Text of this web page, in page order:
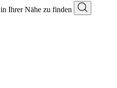
Ihrer Nähe zu finden